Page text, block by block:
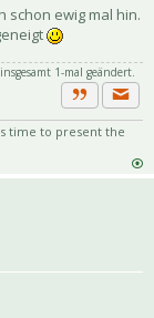
schon ewig mal hin.
1-mal geändert.
Zitat
time to present the